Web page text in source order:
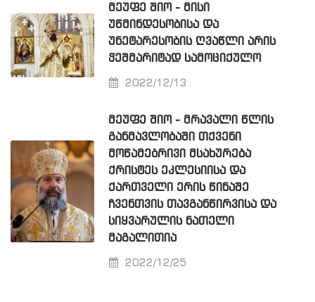
ᲛᲔᲣᲤᲔ ᲨᲘᲝ - ᲛᲘᲡᲘ
ᲣᲬᲛᲘᲜᲓᲔᲡᲝᲑᲘᲡᲐ ᲓᲐ
ᲣᲜᲔᲢᲐᲠᲔᲡᲝᲑᲘᲡ ᲦᲕᲐᲬᲚᲘ ᲐᲠᲘᲡ
ᲭᲔᲨᲛᲐᲠᲘᲢᲐᲓ ᲡᲐᲛᲝᲪᲘᲥᲣᲚᲝ
2022/12/13
ᲛᲔᲣᲤᲔ ᲨᲘᲝ - ᲛᲠᲐᲕᲐᲚᲘ ᲬᲚᲘᲡ
ᲒᲐᲜᲛᲐᲕᲚᲝᲑᲐᲨᲘ ᲗᲥᲕᲔᲜᲘ
ᲛᲝᲬᲐᲛᲔᲑᲠᲘᲕᲘ ᲛᲡᲐᲮᲣᲠᲔᲑᲐ
ᲥᲠᲘᲡᲢᲔᲡ ᲔᲙᲚᲔᲡᲘᲘᲡᲐ ᲓᲐ
ᲥᲐᲠᲗᲕᲔᲚᲘ ᲔᲠᲘᲡ ᲬᲘᲜᲐᲨᲔ
ᲩᲕᲔᲜᲗᲕᲘᲡ ᲗᲐᲕᲒᲐᲜᲬᲘᲠᲕᲘᲡᲐ ᲓᲐ
ᲡᲘᲧᲕᲐᲠᲣᲚᲘᲡ ᲜᲐᲗᲔᲚᲘ
ᲛᲐᲒᲐᲚᲘᲗᲘᲐ
2022/12/25